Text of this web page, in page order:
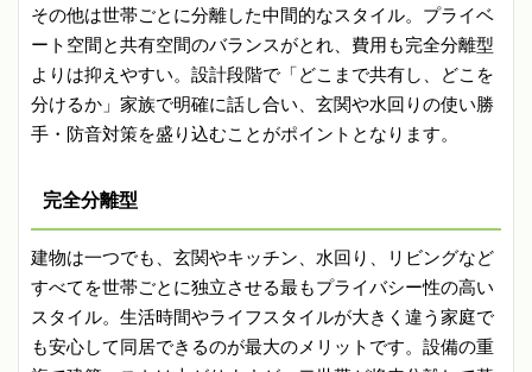
その他は世帯ごとに分離した中間的なスタイル。プライベ
ート空間と共有空間のバランスがとれ、費用も完全分離型
よりは抑えやすい。設計段階で「どこまで共有し、どこを
分けるか」家族で明確に話し合い、玄関や水回りの使い勝
手・防音対策を盛り込むことがポイントとなります。
完全分離型
建物は一つでも、玄関やキッチン、水回り、リビングなど
すべてを世帯ごとに独立させる最もプライバシー性の高い
スタイル。生活時間やライフスタイルが大きく違う家庭で
も安心して同居できるのが最大のメリットです。設備の重